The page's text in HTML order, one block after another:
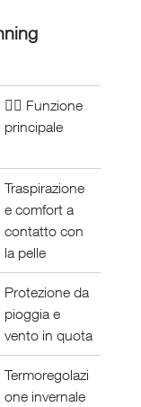
🏃‍♂️ Funzione
principale
Traspirazione
e comfort a
contatto con
la pelle
Protezione da
pioggia e
vento in quota
Termoregolazi
one invernale